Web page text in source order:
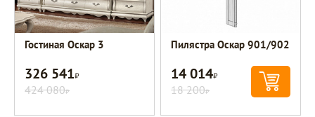
Гостиная Оскар 3
326 541Р
424 080Р
Пилястра Оскар 901/902
14 014Р
18 200Р